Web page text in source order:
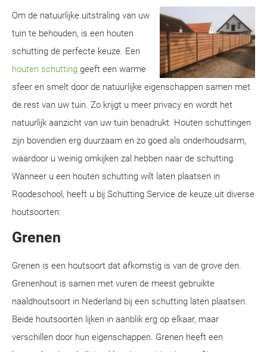
Om de natuurlijke uitstraling van uw
tuin te behouden, is een houten
schutting de perfecte keuze. Een
houten schutting geeft een warme
sfeer en smelt door de natuurlijke eigenschappen samen met
de rest van uw tuin. Zo krijgt u meer privacy en wordt het
natuurlijk aanzicht van uw tuin benadrukt. Houten schuttingen
zijn bovendien erg duurzaam en zo goed als onderhoudsarm,
waardoor u weinig omkijken zal hebben naar de schutting.
Wanneer u een houten schutting wilt laten plaatsen in
Roodeschool, heeft u bij Schutting Service de keuze uit diverse
houtsoorten:
Grenen
Grenen is een houtsoort dat afkomstig is van de grove den.
Grenenhout is samen met vuren de meest gebruikte
naaldhoutsoort in Nederland bij een schutting laten plaatsen.
Beide houtsoorten lijken in aanblik erg op elkaar, maar
verschillen door hun eigenschappen. Grenen heeft een